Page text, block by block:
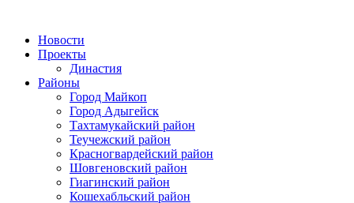
Новости
Проекты
Династия
Районы
Город Майкоп
Город Адыгейск
Тахтамукайский район
Теучежский район
Красногвардейский район
Шовгеновский район
Гиагинский район
Кошехабльский район